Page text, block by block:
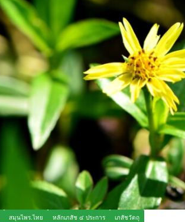
สมุนไพร.ไทย หลักเภสัช ๔ ประการ เภสัชวัตถุ